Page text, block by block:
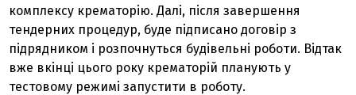
комплексу крематорію. Далі, після завершення
тендерних процедур, буде підписано договір з
підрядником і розпочнуться будівельні роботи. Відтак
вже вкінці цього року крематорій планують у
тестовому режимі запустити в роботу.